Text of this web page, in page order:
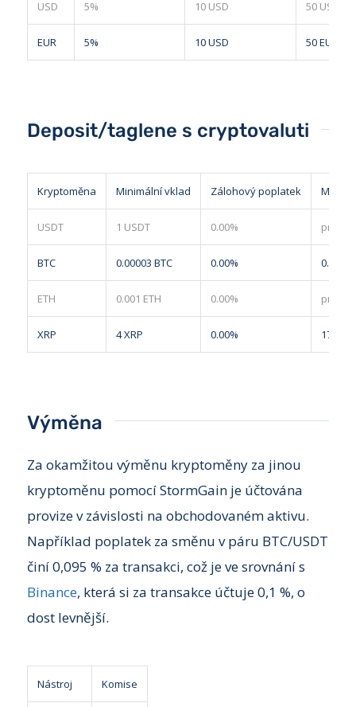
USD 5% 10 USD 50 USD
EUR 5% 10 USD 50 EUR
Deposit/taglene s cryptovaluti
Kryptoměna Minimální vklad Zálohový poplatek
USDT 1 USDT 0.00% pryč
BTC 0.00003 BTC 0.00% 0.0014
ETH 0.001 ETH 0.00% pryč
XRP 4 XRP 0.00% 170
Výměna
Za okamžitou výměnu kryptoměny za jinou
kryptoměnu pomocí StormGain je účtována
provize v závislosti na obchodovaném aktivu.
Například poplatek za směnu v páru BTC/USDT
činí 0,095 % za transakci, což je ve srovnání s
Binance, která si za transakce účtuje 0,1 %, o
dost levnější.
Nástroj Komise